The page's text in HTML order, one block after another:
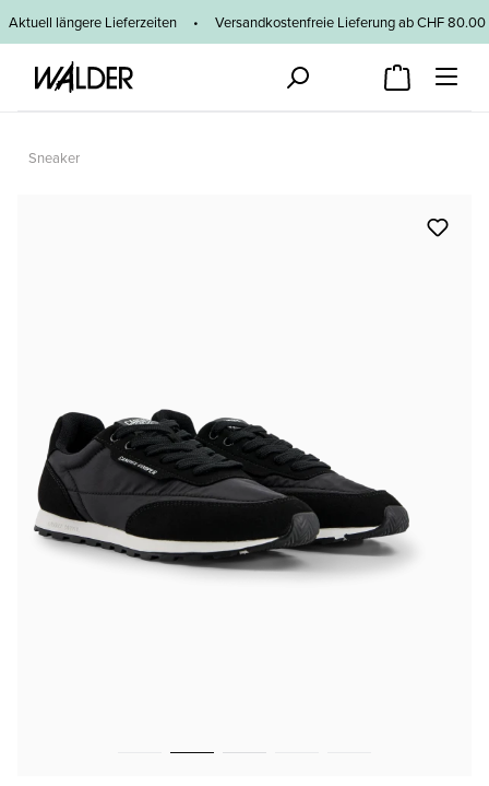
Zum Hauptinhalt springen
Aktuell längere Lieferzeiten • Versandkostenfreie Lieferung ab CHF
Sneaker